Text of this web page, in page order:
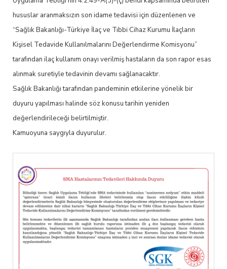
hususlar aranmaksızın son idame tedavisi için düzenlenen ve
“Sağlık Bakanlığı-Türkiye İlaç ve Tıbbi Cihaz Kurumu İlaçların
Kişisel Tedavide Kullanılmalarını Değerlendirme Komisyonu”
tarafından ilaç kullanım onayı verilmiş hastaların da son rapor esas
alınmak suretiyle tedavinin devamı sağlanacaktır.
Sağlık Bakanlığı tarafından pandeminin etkilerine yönelik bir
duyuru yapılması halinde söz konusu tarihin yeniden
değerlendirileceği belirtilmiştir.
Kamuoyuna saygıyla duyurulur.